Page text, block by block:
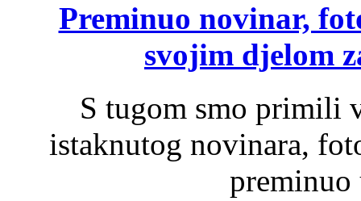
Preminuo novinar,
svojim djelom
S tugom smo primili
istaknutog novinara,